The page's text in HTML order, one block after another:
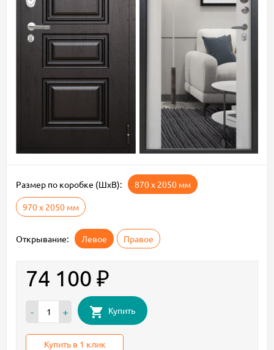
Размер по коробке (ШxВ): 870 х 2050 мм
970 х 2050 мм
Открывание: Левое Правое
74 100 ₽
- + Купить
Купить в 1 клик